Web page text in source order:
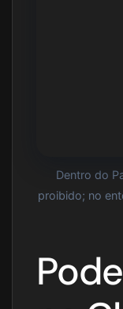
Dentro do
proibido; no